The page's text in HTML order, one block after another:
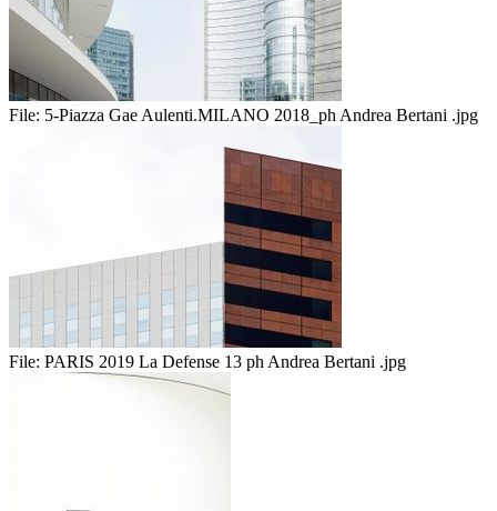
File: 5-Piazza Gae Aulenti.MILANO 2018_ph Andrea Bertani .jpg
File: PARIS 2019 La Defense 13 ph Andrea Bertani .jpg